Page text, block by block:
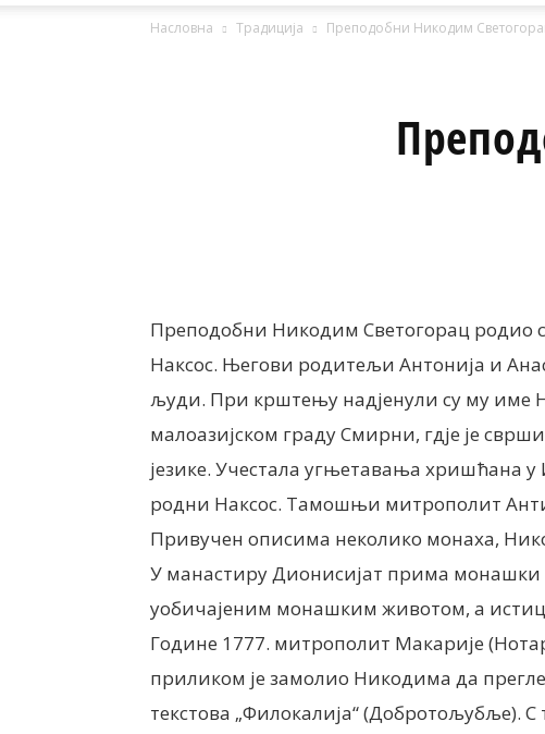
Насловна Традиција Преподобни Никодим
Преподобни Никодим Светогорац родио
Наксос. Његови родитељи Антонија и
људи. При крштењу надјенули су му име
малоазијском граду Смирни, гдје је
језике. Учестала угњетавања хришћана
родни Наксос. Тамошњи митрополит
Привучен описима неколико монаха,
У манастиру Дионисијат прима
уобичајеним монашким животом, а
Године 1777. митрополит Макарије
приликом је замолио Никодима да
текстова „Филокалија“ (Добротољубље).